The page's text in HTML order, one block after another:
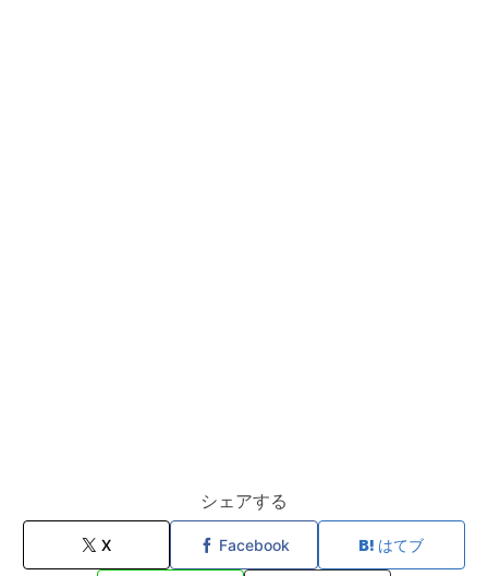
シェアする
X Facebook はてブ